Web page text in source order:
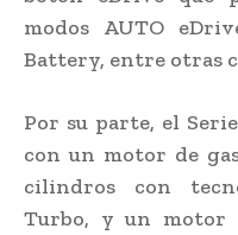
modos AUTO
Battery, entre otras
Por su parte, el
con un motor de
cilindros con
Turbo, y un motor